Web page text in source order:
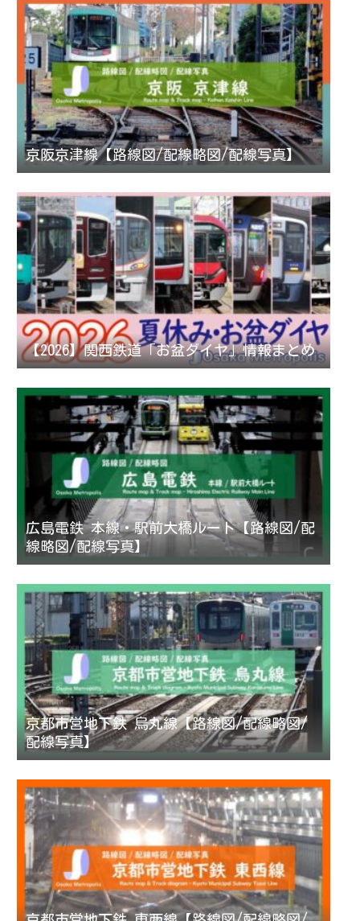
京阪京津線【路線図/配線略図/配線写真】
【2026】関西鉄道「お盆ダイヤ」情報まとめ
広島電鉄 本線・駅前大橋ルート【路線図/配
線略図/配線写真】
京都市営地下鉄 烏丸線【路線図/配線略図/
配線写真】